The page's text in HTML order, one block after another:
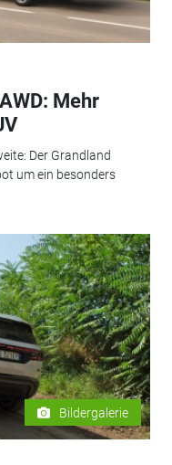
Mehr
Der Grandland
um ein besonders
Bildergalerie